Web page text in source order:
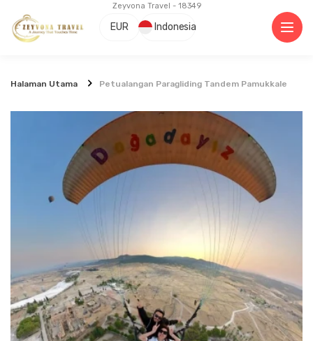
Zeyvona Travel - 18349
EUR Indonesia
Halaman Utama Petualangan Paragliding Tandem Pamukkale